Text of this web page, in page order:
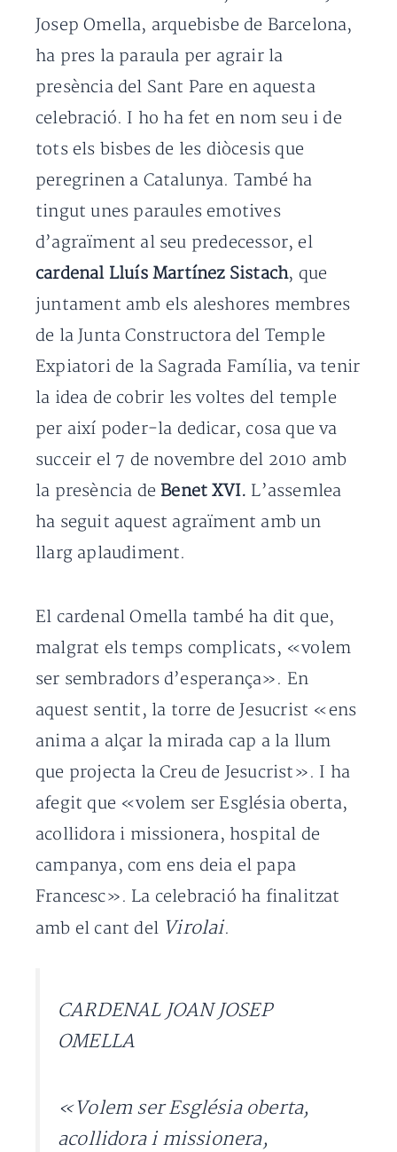
Josep Omella, arquebisbe de Barcelona,
ha pres la paraula per agrair la
presència del Sant Pare en aquesta
celebració. I ho ha fet en nom seu i de
tots els bisbes de les diòcesis que
peregrinen a Catalunya. També ha
tingut unes paraules emotives
d’agraïment al seu predecessor, el
cardenal Lluís Martínez Sistach, que
juntament amb els aleshores membres
de la Junta Constructora del Temple
Expiatori de la Sagrada Família, va tenir
la idea de cobrir les voltes del temple
per així poder-la dedicar, cosa que va
succeir el 7 de novembre del 2010 amb
la presència de Benet XVI. L’assemlea
ha seguit aquest agraïment amb un
llarg aplaudiment.
El cardenal Omella també ha dit que,
malgrat els temps complicats, «volem
ser sembradors d’esperança». En
aquest sentit, la torre de Jesucrist «ens
anima a alçar la mirada cap a la llum
que projecta la Creu de Jesucrist». I ha
afegit que «volem ser Església oberta,
acollidora i missionera, hospital de
campanya, com ens deia el papa
Francesc». La celebració ha finalitzat
amb el cant del Virolai.
CARDENAL JOAN JOSEP
OMELLA
«Volem ser Església oberta,
acollidora i missionera,